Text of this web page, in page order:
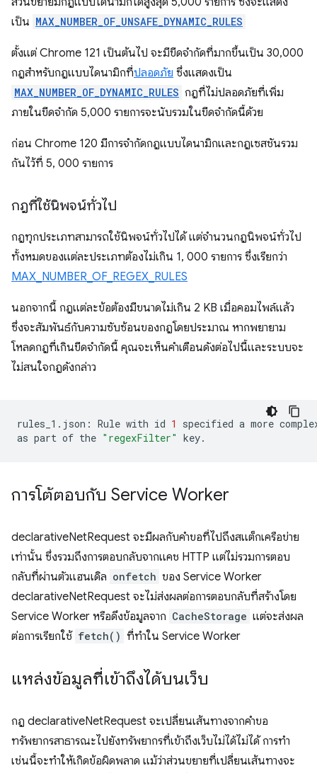
เป็น MAX_NUMBER_OF_UNSAFE_DYNAMIC_RULES
ตั้งแต่ Chrome 121 เป็นต้นไป จะมีขีดจำกัดที่มากขึ้นเป็น 30,000
กฎสำหรับกฎแบบไดนามิกที่ปลอดภัย ซึ่งแสดงเป็น
MAX_NUMBER_OF_DYNAMIC_RULES กฎที่ไม่ปลอดภัยที่เพิ่ม
ภายในขีดจำกัด 5,000 รายการจะนับรวมในขีดจำกัดนี้ด้วย
ก่อน Chrome 120 มีการจำกัดกฎแบบไดนามิกและกฎเซสชันรวม
กันไว้ที่ 5, 000 รายการ
กฎที่ใช้นิพจน์ทั่วไป
กฎทุกประเภทสามารถใช้นิพจน์ทั่วไปได้ แต่จำนวนกฎนิพจน์ทั่วไป
ทั้งหมดของแต่ละประเภทต้องไม่เกิน 1, 000 รายการ ซึ่งเรียกว่า
MAX_NUMBER_OF_REGEX_RULES
นอกจากนี้ กฎแต่ละข้อต้องมีขนาดไม่เกิน 2 KB เมื่อคอมไพล์แล้ว
ซึ่งจะสัมพันธ์กับความซับซ้อนของกฎโดยประมาณ หากพยายาม
โหลดกฎที่เกินขีดจำกัดนี้ คุณจะเห็นคำเตือนดังต่อไปนี้และระบบจะ
ไม่สนใจกฎดังกล่าว
rules_1.json: Rule with id 1 specified a more
as part of the "regexFilter"
การโต้ตอบกับ Service Worker
declarativeNetRequest จะมีผลกับคำขอที่ไปถึงสแต็กเครือข่าย
เท่านั้น ซึ่งรวมถึงการตอบกลับจากแคช HTTP แต่ไม่รวมการตอบ
กลับที่ผ่านตัวแฮนเดิล onfetch ของ Service Worker
declarativeNetRequest จะไม่ส่งผลต่อการตอบกลับที่สร้างโดย
Service Worker หรือดึงข้อมูลจาก CacheStorage แต่จะส่งผล
ต่อการเรียกใช้ fetch() ที่ทำใน Service Worker
แหล่งข้อมูลที่เข้าถึงได้บนเว็บ
กฎ declarativeNetRequest จะเปลี่ยนเส้นทางจากคำขอ
ทรัพยากรสาธารณะไปยังทรัพยากรที่เข้าถึงเว็บไม่ได้ไม่ได้ การทำ
เช่นนี้จะทำให้เกิดข้อผิดพลาด แม้ว่าส่วนขยายที่เปลี่ยนเส้นทางจะ